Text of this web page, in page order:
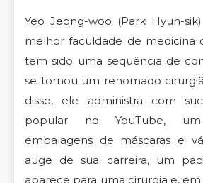
Yeo Jeong-woo (Park Hyun-
melhor faculdade de medicina
tem sido uma sequência de
se tornou um renomado
disso, ele administra com
popular no YouTube,
embalagens de máscaras e
auge de sua carreira, um
aparece para uma cirurgia e,